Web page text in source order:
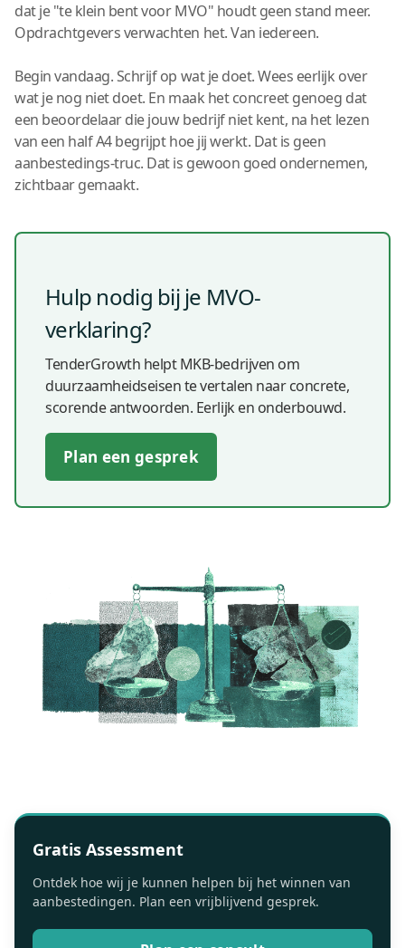
dat je "te klein bent voor MVO" houdt geen stand meer.
Opdrachtgevers verwachten het. Van iedereen.
Begin vandaag. Schrijf op wat je doet. Wees eerlijk over
wat je nog niet doet. En maak het concreet genoeg dat
een beoordelaar die jouw bedrijf niet kent, na het lezen
van een half A4 begrijpt hoe jij werkt. Dat is geen
aanbestedings-truc. Dat is gewoon goed ondernemen,
zichtbaar gemaakt.
Hulp nodig bij je MVO-
verklaring?
TenderGrowth helpt MKB-bedrijven om
duurzaamheidseisen te vertalen naar concrete,
scorende antwoorden. Eerlijk en onderbouwd.
Plan een gesprek
Gratis Assessment
Ontdek hoe wij je kunnen helpen bij het winnen van
aanbestedingen. Plan een vrijblijvend gesprek.